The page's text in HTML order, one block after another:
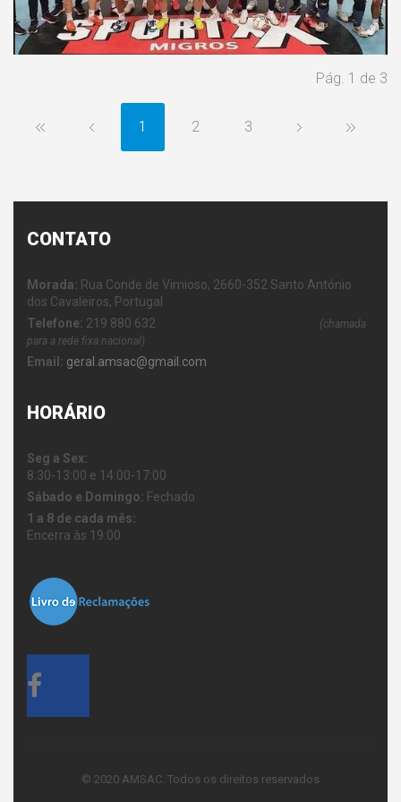
Pág. 1 de 3
1 2 3
CONTATO
Morada: Rua Conde de Vimioso, 2660-352 Santo António
dos Cavaleiros, Portugal
Telefone: 219 880 632
(chamada
para a rede fixa nacional)
Email: geral.amsac@gmail.com
HORÁRIO
Seg a Sex:
8:30-13:00 e 14:00-17:00
Sábado e Domingo: Fechado
1 a 8 de cada mês:
Encerra às 19:00
© 2020 AMSAC. Todos os direitos reservados